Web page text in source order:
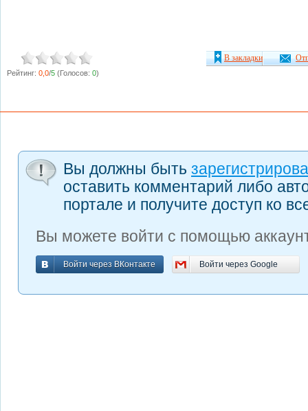
Рейтинг: 0,0/5 (Голосов: 0)
В закладки
Вы должны быть
оставить комментарий либо
портале и получите доступ ко
Вы можете войти с помощью
Войти через ВКонтакте
Войти через ВКонтакте Войти через Google
Войти через Google